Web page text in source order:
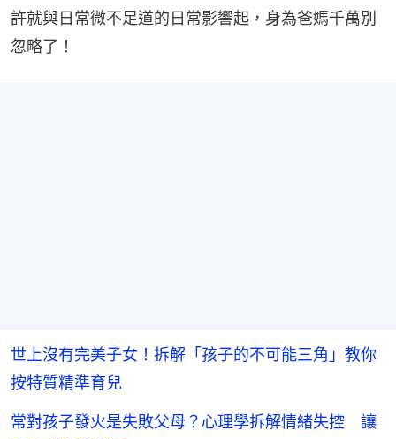
許就與日常微不足道的日常影響起，身為爸媽千萬別
忽略了！
世上沒有完美子女！拆解「孩子的不可能三角」教你
按特質精準育兒
常對孩子發火是失敗父母？心理學拆解情緒失控 讓